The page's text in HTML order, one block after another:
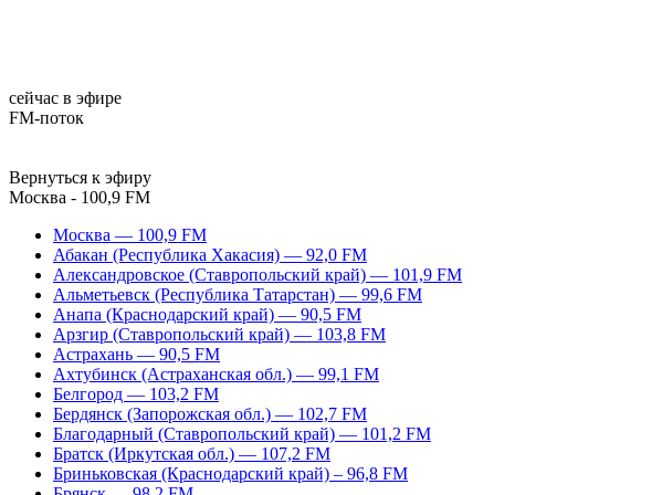
сейчас в эфире
FM-поток
Вернуться к эфиру
Москва - 100,9 FM
Москва — 100,9 FM
Абакан (Республика Хакасия) — 92,0 FM
Александровское (Ставропольский край) — 101,9 FM
Альметьевск (Республика Татарстан) — 99,6 FM
Анапа (Краснодарский край) — 90,5 FM
Арзгир (Ставропольский край) — 103,8 FM
Астрахань — 90,5 FM
Ахтубинск (Астраханская обл.) — 99,1 FM
Белгород — 103,2 FM
Бердянск (Запорожская обл.) — 102,7 FM
Благодарный (Ставропольский край) — 101,2 FM
Братск (Иркутская обл.) — 107,2 FM
Бриньковская (Краснодарский край) – 96,8 FM